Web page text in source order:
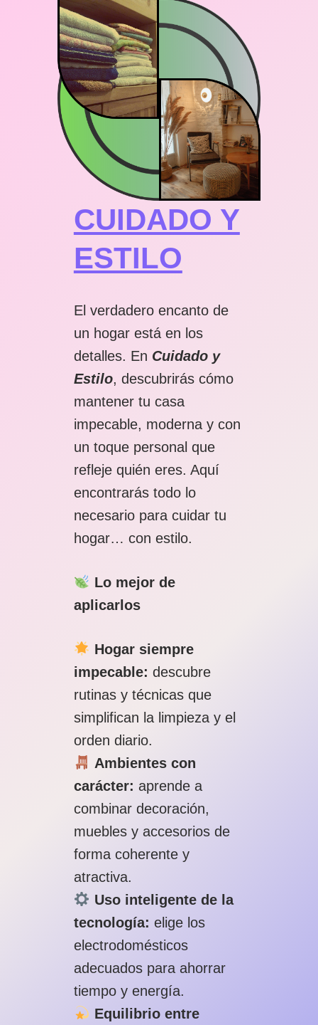
CUIDADO Y
ESTILO
El verdadero encanto de
un hogar está en los
detalles. En Cuidado y
Estilo, descubrirás cómo
mantener tu casa
impecable, moderna y con
un toque personal que
refleje quién eres. Aquí
encontrarás todo lo
necesario para cuidar tu
hogar… con estilo.
Lo mejor de
aplicarlos
Hogar siempre
impecable: descubre
rutinas y técnicas que
simplifican la limpieza y el
orden diario.
Ambientes con
carácter: aprende a
combinar decoración,
muebles y accesorios de
forma coherente y
atractiva.
Uso inteligente de la
tecnología: elige los
electrodomésticos
adecuados para ahorrar
tiempo y energía.
Equilibrio entre